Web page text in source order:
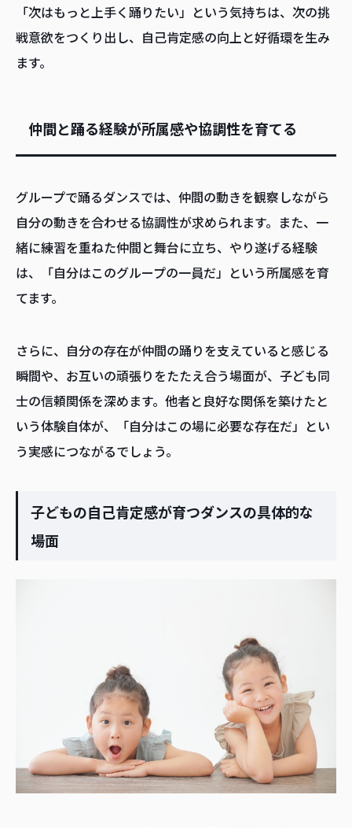
「次はもっと上手く踊りたい」という気持ちは、次の挑
戦意欲をつくり出し、自己肯定感の向上と好循環を生み
ます。
仲間と踊る経験が所属感や協調性を育てる
グループで踊るダンスでは、仲間の動きを観察しながら
自分の動きを合わせる協調性が求められます。また、一
緒に練習を重ねた仲間と舞台に立ち、やり遂げる経験
は、「自分はこのグループの一員だ」という所属感を育
てます。
さらに、自分の存在が仲間の踊りを支えていると感じる
瞬間や、お互いの頑張りをたたえ合う場面が、子ども同
士の信頼関係を深めます。他者と良好な関係を築けたと
いう体験自体が、「自分はこの場に必要な存在だ」とい
う実感につながるでしょう。
子どもの自己肯定感が育つダンスの具体的な
場面